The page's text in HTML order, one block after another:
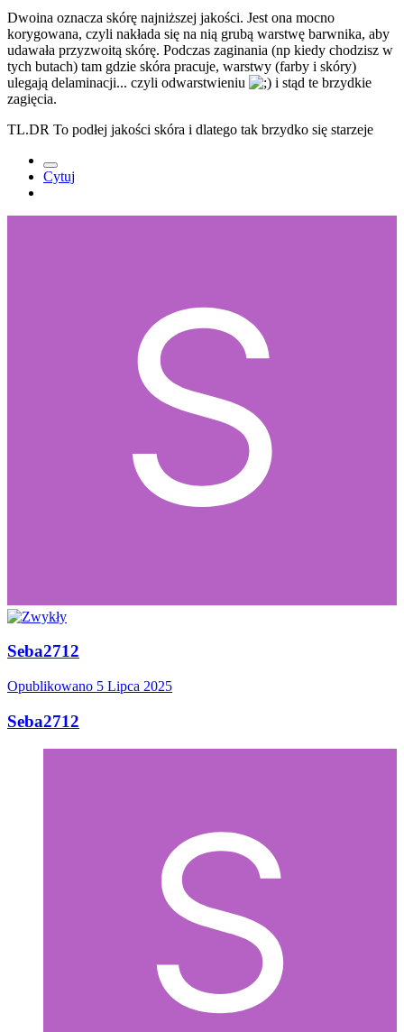
Dwoina oznacza skórę najniższej jakości. Jest ona mocno
korygowana, czyli nakłada się na nią grubą warstwę barwnika, aby
udawała przyzwoitą skórę. Podczas zaginania (np kiedy chodzisz w
tych butach) tam gdzie skóra pracuje, warstwy (farby i skóry)
ulegają delaminacji... czyli odwarstwieniu
i stąd te brzydkie
zagięcia.
TL.DR To podłej jakości skóra i dlatego tak brzydko się starzeje
Cytuj
Seba2712
Opublikowano 5 Lipca 2025
Seba2712